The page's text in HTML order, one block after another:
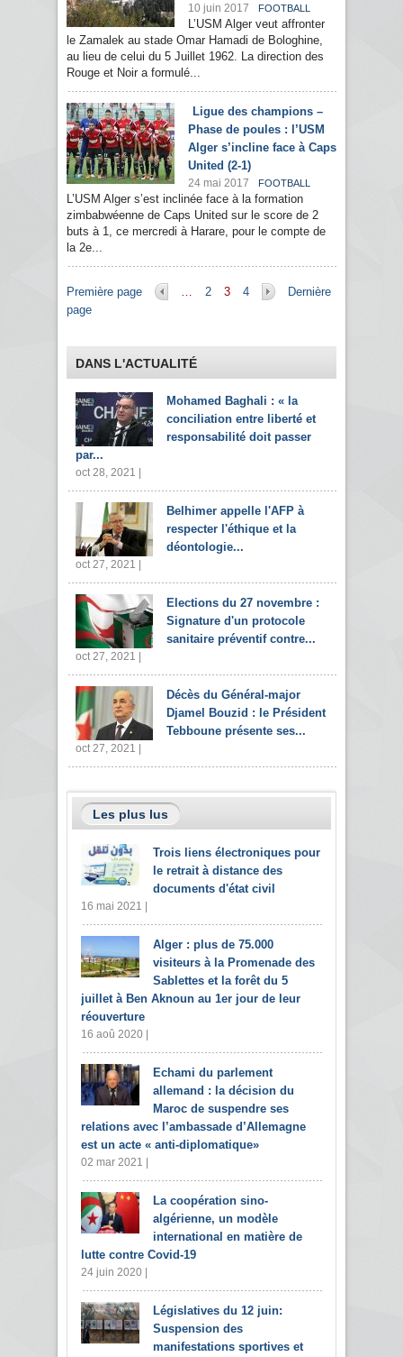
10 juin 2017 FOOTBALL
L’USM Alger veut affronter
le Zamalek au stade Omar Hamadi de Bologhine,
au lieu de celui du 5 Juillet 1962. La direction des
Rouge et Noir a formulé...
Ligue des champions –
Phase de poules : l’USM
Alger s’incline face à Caps
United (2-1)
24 mai 2017 FOOTBALL
L’USM Alger s’est inclinée face à la formation
zimbabwéenne de Caps United sur le score de 2
buts à 1, ce mercredi à Harare, pour le compte de
la 2e...
Pages
Première page … 2 3 4
Dernière
page
DANS L'ACTUALITÉ
Mohamed Baghali : « la
conciliation entre liberté et
responsabilité doit passer
par...
oct 28, 2021 |
Belhimer appelle l'AFP à
respecter l'éthique et la
déontologie...
oct 27, 2021 |
Elections du 27 novembre :
Signature d'un protocole
sanitaire préventif contre...
oct 27, 2021 |
Décès du Général-major
Djamel Bouzid : le Président
Tebboune présente ses...
oct 27, 2021 |
Les plus lus
Trois liens électroniques pour
le retrait à distance des
documents d'état civil
16 mai 2021 |
Alger : plus de 75.000
visiteurs à la Promenade des
Sablettes et la forêt du 5
juillet à Ben Aknoun au 1er jour de leur
réouverture
16 aoû 2020 |
Echami du parlement
allemand : la décision du
Maroc de suspendre ses
relations avec l’ambassade d’Allemagne
est un acte « anti-diplomatique»
02 mar 2021 |
La coopération sino-
algérienne, un modèle
international en matière de
lutte contre Covid-19
24 juin 2020 |
Législatives du 12 juin:
Suspension des
manifestations sportives et